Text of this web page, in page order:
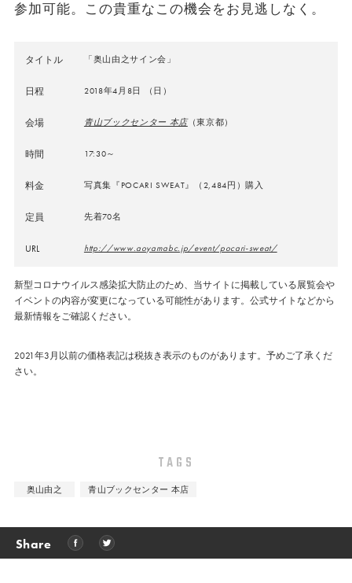
参加可能。この貴重なこの機会をお見逃しなく。
タイトル 「奥山由之サイン会」
日程 2018年4月8日 （日）
会場 青山ブックセンター 本店（東京都）
時間 17:30～
料金 写真集『POCARI SWEAT』（2,484円）購入
定員 先着70名
URL http://www.aoyamabc.jp/event/pocari-sweat/
新型コロナウイルス感染拡大防止のため、当サイトに掲載している展覧会や
イベントの内容が変更になっている可能性があります。公式サイトなどから
最新情報をご確認ください。
2021年3月以前の価格表記は税抜き表示のものがあります。予めご了承くだ
さい。
TAGS
奥山由之 青山ブックセンター 本店
Share